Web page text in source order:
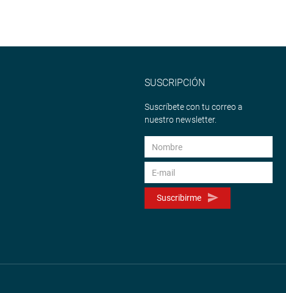
SUSCRIPCIÓN
Suscríbete con tu correo a
nuestro newsletter.
Suscribirme